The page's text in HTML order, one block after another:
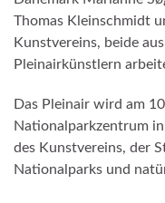
Thomas Kleinschmidt
Kunstvereins, beide
Pleinairkünstlern
Das Pleinair wird am
Nationalparkzentrum
des Kunstvereins, der
Nationalparks und